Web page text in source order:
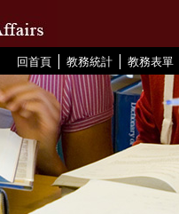
回首頁 | 教務統計 | 教務表單